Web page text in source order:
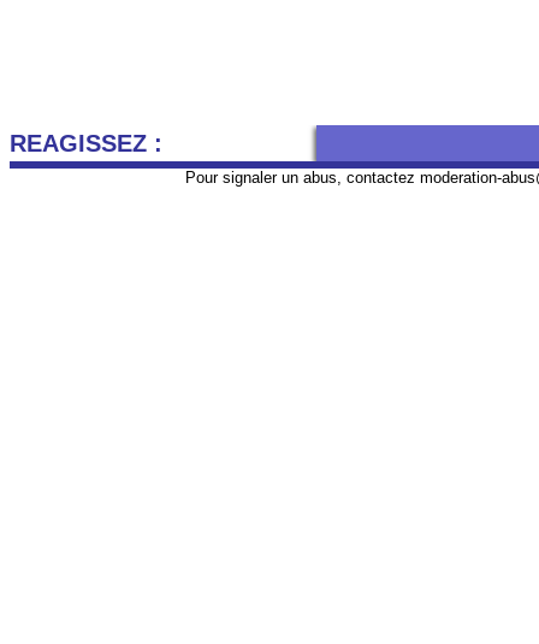
REAGISSEZ :
Pour signaler un abus, contactez moderation-